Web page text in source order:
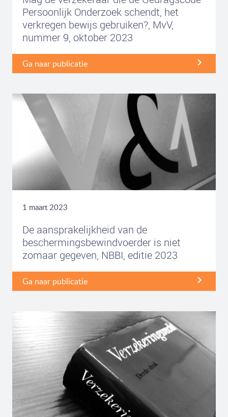
Persoonlijk Onderzoek schendt, het
verkregen bewijs gebruiken?, MvV,
nummer 9, oktober 2023
Ga naar publicatie
1 maart 2023
De aansprakelijkheid van de
beschermingsbewindvoerder is niet
zomaar gegeven, NBBI, editie 2023
Ga naar publicatie